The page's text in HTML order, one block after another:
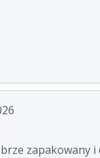
zapakowany